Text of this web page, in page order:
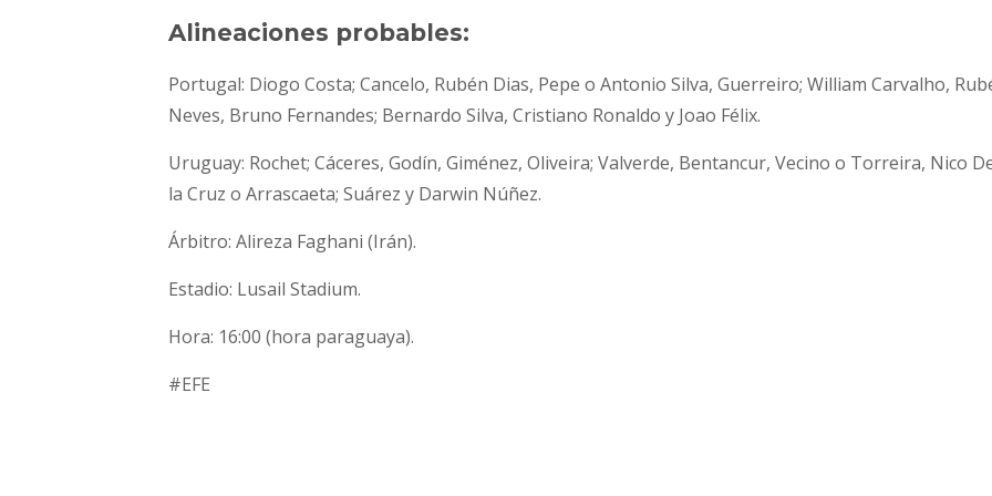
Alineaciones probables:
Portugal: Diogo Costa; Cancelo, Rubén Dias, Pepe o Antonio Silva, Guerreiro; William Carvalho,
Neves, Bruno Fernandes; Bernardo Silva, Cristiano Ronaldo y Joao Félix.
Uruguay: Rochet; Cáceres, Godín, Giménez, Oliveira; Valverde, Bentancur, Vecino o Torreira, Nico
la Cruz o Arrascaeta; Suárez y Darwin Núñez.
Árbitro: Alireza Faghani (Irán).
Estadio: Lusail Stadium.
Hora: 16:00 (hora paraguaya).
#EFE